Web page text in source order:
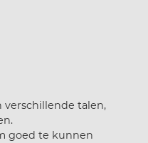
verschillende talen,
goed te kunnen